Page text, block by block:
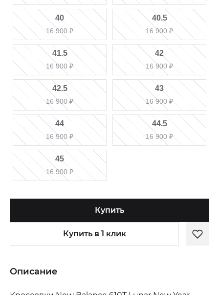
40
16 900 ₽
40.5
16 900 ₽
41.5
16 900 ₽
42
16 900 ₽
42.5
16 900 ₽
43
16 900 ₽
44
16 900 ₽
44.5
16 900 ₽
45
16 900 ₽
Купить
Купить в 1 клик
Описание